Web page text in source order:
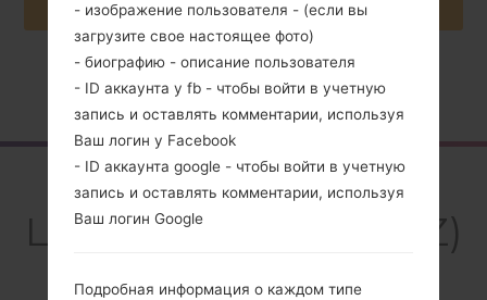
Главная → Серия →LG G5 → LGUS992Z
Обзор
LGUS992Z(LGUS992Z)
akaLG G5
- изображение пользователя - (если вы
загрузите свое настоящее фото)
- биографию - описание пользователя
- ID аккаунта у fb - чтобы войти в учетную
запись и оставлять комментарии, используя
Ваш логин у Facebook
- ID аккаунта google - чтобы войти в учетную
запись и оставлять комментарии, используя
Ваш логин Google
Подробная информация о каждом типе